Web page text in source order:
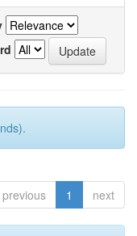
previous 1 next